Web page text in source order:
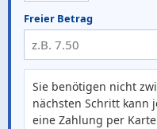
Freier Betrag
Sie benötigen nicht
nächsten Schritt kann
eine Zahlung per